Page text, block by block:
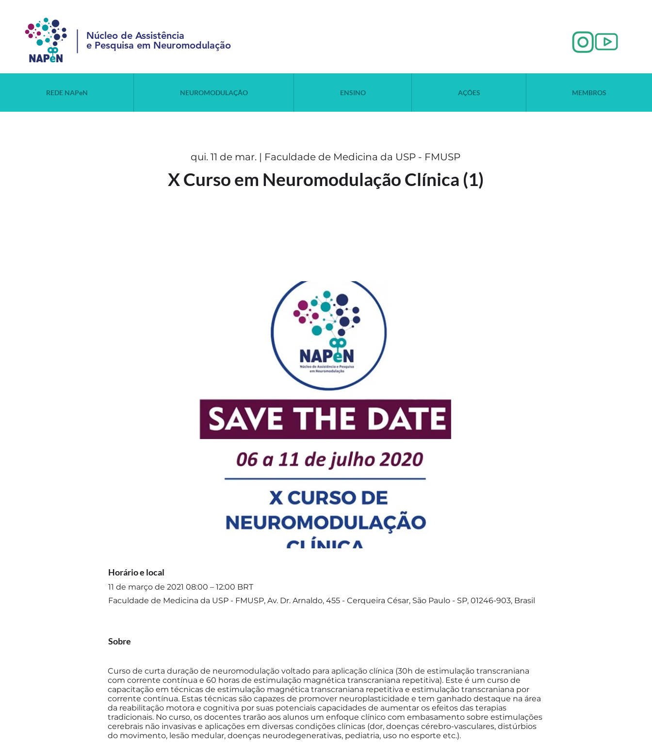
Núcleo de Assistência
e Pesquisa em Neuromodulação
REDE NAPeN NEUROMODULAÇÃO ENSINO AÇÕES MEMBROS
qui. 11 de mar. | Faculdade de Medicina da USP - FMUSP
X Curso em Neuromodulação Clínica (1)
Horário e local
11 de março de 2021 08:00 – 12:00 BRT
Faculdade de Medicina da USP - FMUSP, Av. Dr. Arnaldo, 455 - Cerqueira César, São Paulo - SP, 01246-903, Brasil
Sobre
Curso de curta duração de neuromodulação voltado para aplicação clínica (30h de estimulação transcraniana
com corrente contínua e 60 horas de estimulação magnética transcraniana repetitiva). Este é um curso de
capacitação em técnicas de estimulação magnética transcraniana repetitiva e estimulação transcraniana por
corrente contínua. Estas técnicas são capazes de promover neuroplasticidade e tem ganhado destaque na área
da reabilitação motora e cognitiva por suas potenciais capacidades de aumentar os efeitos das terapias
tradicionais. No curso, os docentes trarão aos alunos um enfoque clínico com embasamento sobre estimulações
cerebrais não invasivas e aplicações em diversas condições clínicas (dor, doenças cérebro-vasculares, distúrbios
do movimento, lesão medular, doenças neurodegenerativas, pediatria, uso no esporte etc.).